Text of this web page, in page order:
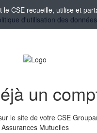
le CSE recueille, utilise et
d'utilisation des données
un
le site de votre CSE
Assurances Mutuelles